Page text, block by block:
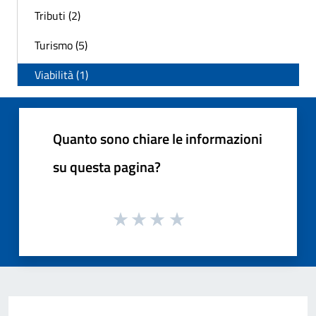
Tributi (2)
Turismo (5)
Viabilità (1)
Quanto sono chiare le informazioni
su questa pagina?